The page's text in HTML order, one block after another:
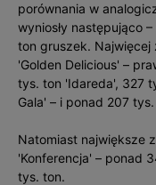
porównania w
wyniosły następująco
ton gruszek. Najwięcej
'Golden Delicious' –
tys. ton 'Idareda', 327
Gala' – i ponad 207
Natomiast największe
'Konferencja' – ponad
tys. ton.